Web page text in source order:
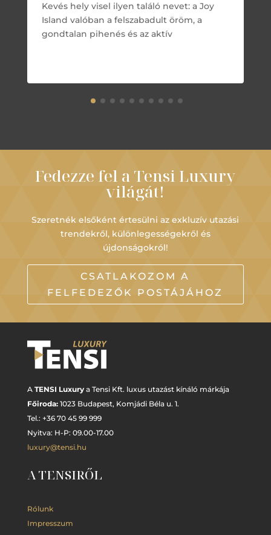
Kevés hely visel ilyen találó nevet: a Joy
Island valóban a felszabadult öröm, a
gondtalan pihenés és az aktív
Fedezze fel a Tensi Luxury
világát!
Szeretnék elsőként értesülni az exkluzív utazási
trendekről, különlegességekről és
újdonságokról!
CSATLAKOZOM A
FELFEDEZŐK POSTÁJÁHOZ
A TENSI Luxurya Tensi Kft. luxus utazást kínáló márkája
Főiroda: 1023 Budapest, Komjádi Béla u. 1.
Tel.: +36 70 45 99 999
Nyitva: H-P: 09.00-17.00
luxury@tensi.hu
A TENSIRŐL
Rólunk
Impresszum